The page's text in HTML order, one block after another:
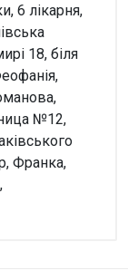
6 лікарня,
18, біля
№12,
Франка,